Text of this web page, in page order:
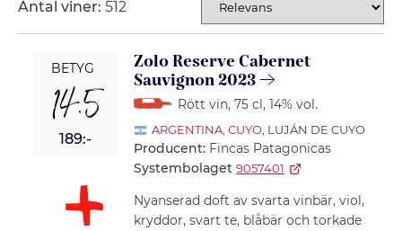
Antal viner: 512 SORTERING
BETYG
14.5
189:-
Zolo Reserve Cabernet
Sauvignon 2023
Rött vin, 75 cl, 14% vol.
ARGENTINA, CUYO, LUJÁN DE CUYO
Producent: Fincas Patagonicas
Systembolaget 9057401
Nyanserad doft av svarta vinbär, viol,
kryddor, svart te, blåbär och torkade